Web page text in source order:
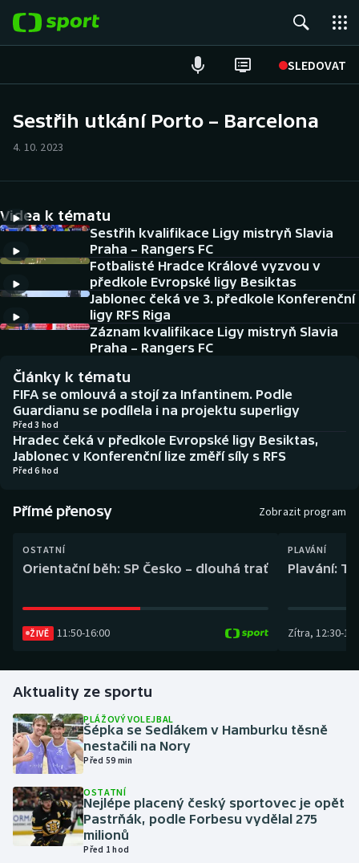
SLEDOVAT
Hokej
Tenis
Atletika
Cyklistika
DALŠÍ SPORTY
Americký fotbal
Baseball a softbal
Basketbal
Biatlon
Curling
Florbal
Golf
Gymnastika
Házená
Jezdectví
NEPŘEHLÉDNĚTE
Soutěže
Historické návraty
Aplikace ČT sport
Sestřih utkání Porto – Barcelona
4. 10. 2023
Videa k tématu
Sestřih kvalifikace Ligy mistryň Slavia
Praha – Rangers FC
Fotbalisté Hradce Králové vyzvou v
předkole Evropské ligy Besiktas
Jablonec čeká ve 3. předkole Konferenční
ligy RFS Riga
Záznam kvalifikace Ligy mistryň Slavia
Praha – Rangers FC
Články k tématu
FIFA se omlouvá a stojí za Infantinem. Podle
Guardianu se podílela i na projektu superligy
Před 3 hod
Hradec čeká v předkole Evropské ligy Besiktas,
Jablonec v Konferenční lize změří síly s RFS
Před 6 hod
Přímé přenosy Zobrazit program
OSTATNÍ
Orientační běh: SP Česko – dlouhá trať
ŽIVĚ 11:50-16:00
PLAVÁNÍ
Plavání:
Zítra, 12:30-
Aktuality ze sportu
PLÁŽOVÝ VOLEJBAL
Šépka se Sedlákem v Hamburku těsně
nestačili na Nory
Před 59 min
OSTATNÍ
Nejlépe placený český sportovec je opět
Pastrňák, podle Forbesu vydělal 275
milionů
Před 1 hod